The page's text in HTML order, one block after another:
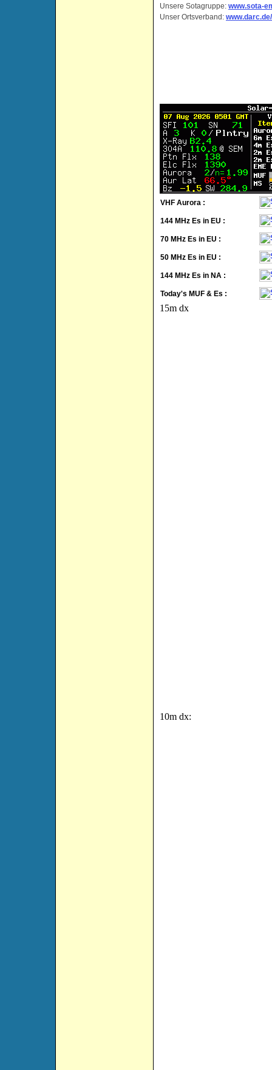
Unsere Sotagruppe: www.sota-
Unser Ortsverband:
VHF Aurora :
144 MHz Es in EU :
70 MHz Es in EU :
50 MHz Es in EU :
144 MHz Es in NA :
Today's MUF & Es :
15m dx
10m dx: